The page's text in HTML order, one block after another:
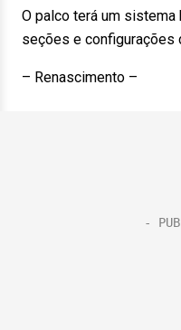
O palco terá um
seções e configurações
– Renascimento –